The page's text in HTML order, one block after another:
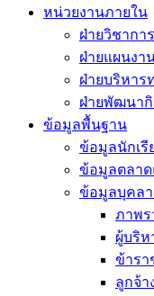
หน่วยงานภายใน
ฝ่ายวิชาการ
ฝ่ายแผนงา
ฝ่ายบริหาร
ฝ่ายพัฒนากิ
ข้อมูลพื้นฐาน
ข้อมูลนักเรี
ข้อมูลตลาด
ข้อมูลบุคลา
ภาพร
ผู้บริห
ข้ารา
ลูกจ้า